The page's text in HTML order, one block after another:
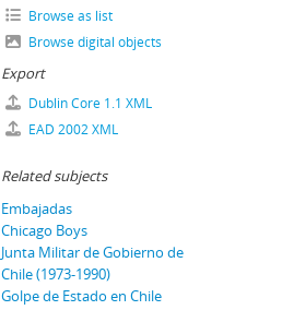
Browse as list
Browse digital objects
Export
Dublin Core 1.1 XML
EAD 2002 XML
Related subjects
Embajadas
Chicago Boys
Junta Militar de Gobierno de
Chile (1973-1990)
Golpe de Estado en Chile